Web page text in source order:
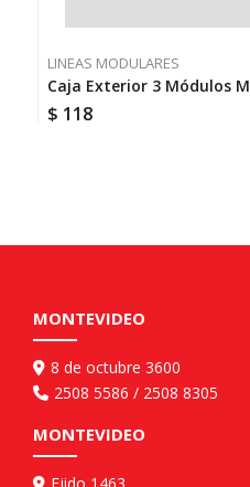
LINEAS MODULARES
Caja Exterior 3 Módulos
$ 118
MONTEVIDEO
8 de octubre 3600
2508 5586 / 2508 8305
MONTEVIDEO
Ejido 1463